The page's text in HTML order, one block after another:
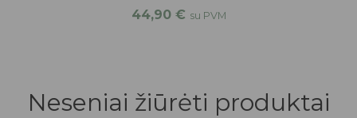
44,90 € su PVM
Neseniai žiūrėti produktai